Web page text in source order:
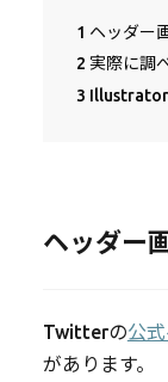
1 ヘッダー
2 実際に調
3 Illustrator
ヘッダー
Twitterの公
があります。